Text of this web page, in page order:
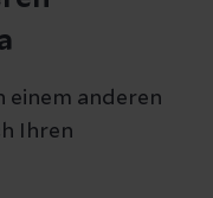
einem anderen
Ihren